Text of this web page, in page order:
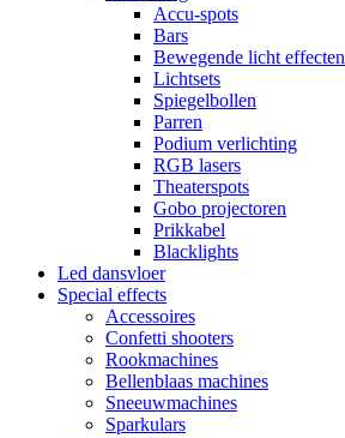
Accu-spots
Bars
Bewegende licht effecten
Lichtsets
Spiegelbollen
Parren
Podium verlichting
RGB lasers
Theaterspots
Gobo projectoren
Prikkabel
Blacklights
Led dansvloer
Special effects
Accessoires
Confetti shooters
Rookmachines
Bellenblaas machines
Sneeuwmachines
Sparkulars